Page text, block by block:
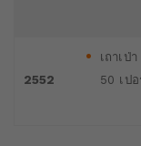
2552
เถาเป่
50 เป